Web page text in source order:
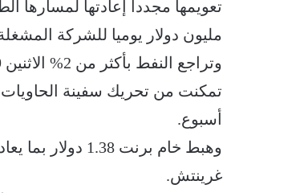
مليون دولار يوميا للشركة المشغلة
تمكنت من تحريك سفينة الحاويات
أسبوع.
غرينتش.